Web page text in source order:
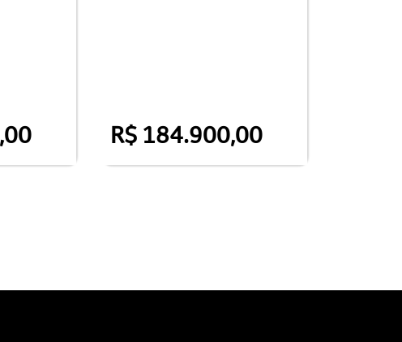
R$ 184.900,00